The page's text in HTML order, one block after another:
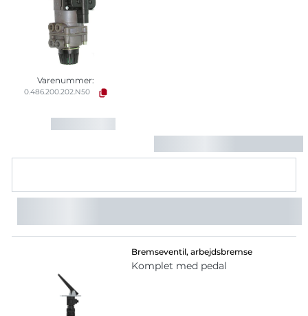
Varenummer:
0.486.200.202.N50
Bremseventil, arbejdsbremse
Komplet med pedal